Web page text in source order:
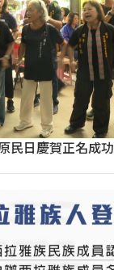
民日慶賀正名成功